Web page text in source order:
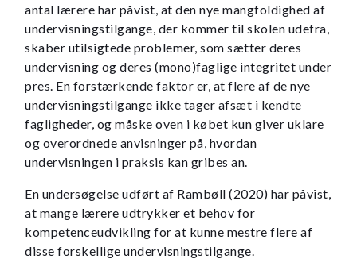
antal lærere har påvist, at den nye mangfoldighed af
undervisningstilgange, der kommer til skolen udefra,
skaber utilsigtede problemer, som sætter deres
undervisning og deres (mono)faglige integritet under
pres. En forstærkende faktor er, at flere af de nye
undervisningstilgange ikke tager afsæt i kendte
fagligheder, og måske oven i købet kun giver uklare
og overordnede anvisninger på, hvordan
undervisningen i praksis kan gribes an.
En undersøgelse udført af Rambøll (2020) har påvist,
at mange lærere udtrykker et behov for
kompetenceudvikling for at kunne mestre flere af
disse forskellige undervisningstilgange.